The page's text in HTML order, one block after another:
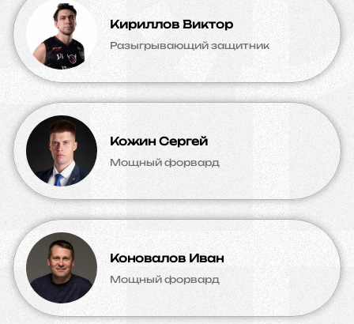
Кириллов Виктор
Разыгрывающий защитник
Кожин Сергей
Мощный форвард
Коновалов Иван
Мощный форвард